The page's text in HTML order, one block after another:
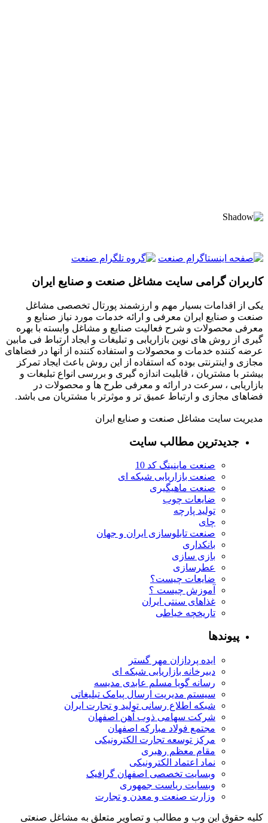
کاربران گرامی سایت مشاغل صنعت و صنایع ایران
یکی از اقدامات بسیار مهم و ارزشمند پورتال تخصصی مشاغل
صنعت و صنایع ایران معرفی و ارائه خدمات مورد نیاز صنایع و
معرفی محصولات و شرح فعالیت صنایع و مشاغل وابسته با بهره
گیری از روش های نوین بازاریابی و تبلیغات و ایجاد ارتباط فی مابین
عرضه کننده خدمات و محصولات و استفاده کننده از آنها در فضاهای
مجازی و اینترنتی بوده که استفاده از این روش باعث ایجاد تمرکز
بیشتر با مشتریان ، قابلیت اندازه گیری و بررسی انواع تبلیغات و
بازاریابی ، سرعت در ارائه و معرفی طرح ها و محصولات در
فضاهای مجازی و ارتباط عمیق تر و موثرتر با مشتریان می باشد.
مدیریت سایت مشاغل صنعت و صنایع ایران
جدیدترین مطالب سایت
صنعت ماینینگ کد 10
صنعت بازاریابی شبکه ای
صنعت ماهیگیری
ضایعات چوب
تولید پارچه
چای
صنعت تابلوسازی ایران و جهان
بانکداری
بازی سازی
عطرسازی
ضایعات چیست؟
آموزش چیست ؟
غذاهای سنتی ایران
تاریخچه خیاطی
پیوندها
ایده پردازان مهر گستر
دبیرخانه بازاریابی شبکه ای
رسانه گویا مسلم عابدی مدیسه
سیستم مدیریت ارسال پیامک تبلیغاتی
شبکه اطلاع رسانی تولید و تجارت ایران
شرکت سهامی ذوب آهن اصفهان
مجتمع فولاد مبارکه اصفهان
مرکز توسعه تجارت الکترونیکی
مقام معظم رهبری
نماد اعتماد الکترونیکی
وبسایت تخصصی اصفهان گرافیک
وبسایت ریاست جمهوری
وزارت صنعت و معدن و تجارت
کلیه حقوق این وب و مطالب و تصاویر متعلق به مشاغل صنعتی